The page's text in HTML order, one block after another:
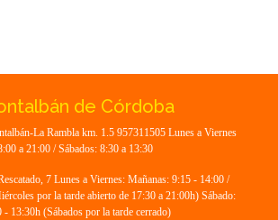
de Córdoba
La Rambla km. 1.5 957311505 Lunes a Viernes
a 21:00 / Sábados: 8:30 a 13:30
7 Lunes a Viernes: Mañanas: 9:15 - 14:00 /
por la tarde abierto de 17:30 a 21:00h) Sábado:
- 13:30h (Sábados por la tarde cerrado)